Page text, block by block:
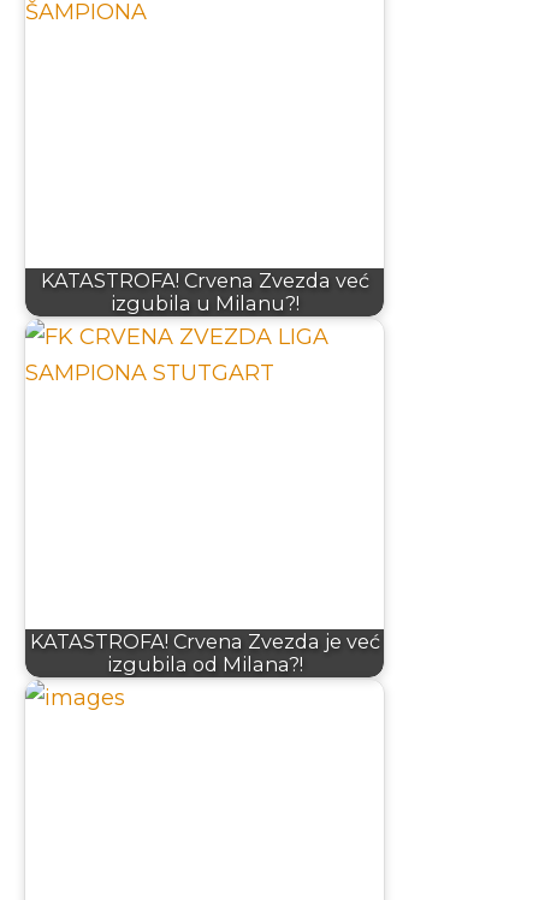
KATASTROFA! Crvena Zvezda već
izgubila u Milanu?!
KATASTROFA! Crvena Zvezda je već
izgubila od Milana?!